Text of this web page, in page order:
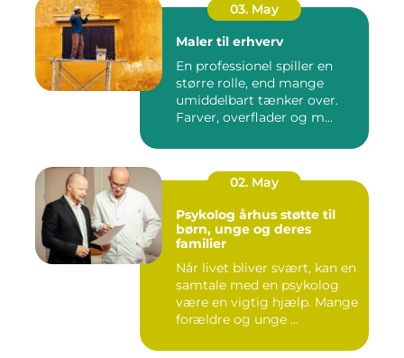
03. May
Maler til erhverv
En professionel spiller en
større rolle, end mange
umiddelbart tænker over.
Farver, overflader og m...
02. May
Psykolog århus støtte til
børn, unge og deres
familier
Når livet bliver svært, kan en
samtale med en psykolog
være en vigtig hjælp. Mange
forældre og unge ...